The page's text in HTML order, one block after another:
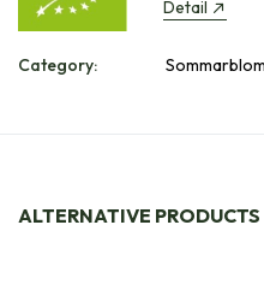
Detail
Category:
ALTERNATIVE PRODUCTS